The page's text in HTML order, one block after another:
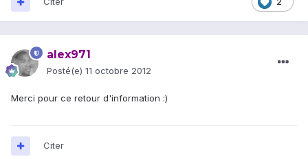
alex971
Posté(e) 11 octobre 2012
Merci pour ce retour d'information :)
Citer